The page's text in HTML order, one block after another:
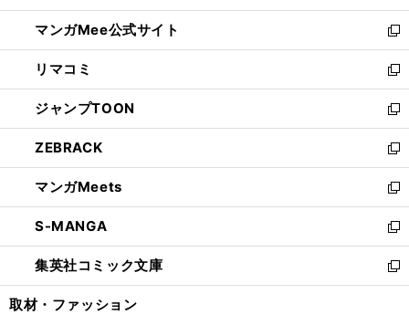
開
く
ン
ド
ウ
で
開
く
ウ
ィ
ン
ド
ウ
で
開
く
し
い
ウ
ィ
ン
ド
ウ
で
開
く
マンガMee公式サイト
新
し
い
ウ
ィ
ン
ド
ウ
で
開
く
リマコミ
新
し
い
ウ
ィ
ン
ド
ウ
で
開
く
ジャンプTOON
新
し
い
ウ
ィ
ン
ド
ウ
で
開
ZEBRACK
新
し
い
ウ
ィ
ン
ド
ウ
マンガMeets
新
し
い
ウ
ィ
ン
S-MANGA
新
し
い
ウ
集英社コミック文庫
新
し
取材・ファッション